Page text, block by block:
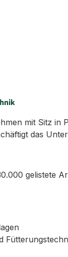
mit Sitz
das
gelistete